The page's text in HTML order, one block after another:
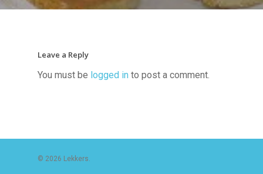
Leave a Reply
You must be logged in to post a comment.
© 2026 Lekkers.